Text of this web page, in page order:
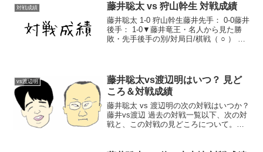
対戦成績 藤井聡太 vs 狩山幹生 対戦成績
藤井聡太 1-0 狩山幹生藤井先手： 0-0藤井
後手： 1-0▼藤井竜王・名人から見た勝
敗・先手後手の別/対局日/棋戦（ ○ ） 後
vs渡辺明
藤井聡太vs渡辺明はいつ？ 見ど
ころ＆対戦成績
藤井聡太 vs 渡辺明の次の対戦はいつか？
藤井vs渡辺 過去の対戦一覧以下、次の対
戦と、この対戦の見どころについて。藤